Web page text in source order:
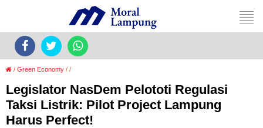
/ Green Economy / /
Legislator NasDem Pelototi Regulasi
Taksi Listrik: Pilot Project Lampung
Harus Perfect!